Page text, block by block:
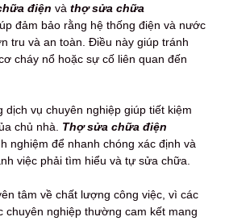
điện và thợ sửa chữa
đảm bảo rằng hệ thống điện và nước
tru và an toàn. Điều này giúp tránh
cháy nổ hoặc sự cố liên quan đến
vụ chuyên nghiệp giúp tiết kiệm
chủ nhà. Thợ sửa chữa điện
nghiệm để nhanh chóng xác định và
việc phải tìm hiểu và tự sửa chữa.
tâm về chất lượng công việc, vì các
nghiệp thường cam kết mang